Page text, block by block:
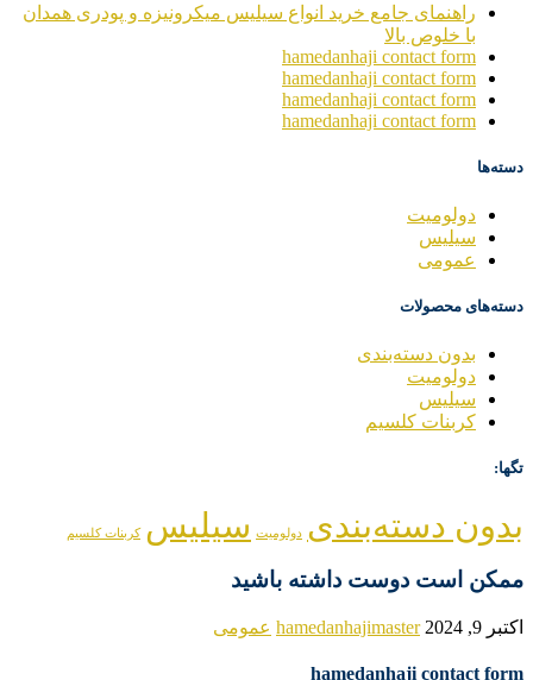
راهنمای جامع خرید انواع سیلیس میکرونیزه و پودری همدان
با خلوص بالا
hamedanhaji contact form
hamedanhaji contact form
hamedanhaji contact form
hamedanhaji contact form
دسته‌ها
دولومیت
سیلیس
عمومی
دسته‌های محصولات
بدون دسته‌بندی
دولومیت
سیلیس
کربنات کلسیم
تگها:
بدون دسته‌بندی دولومیت سیلیس کربنات کلسیم
ممکن است دوست داشته باشید
اکتبر 9, 2024 hamedanhajimaster عمومی
hamedanhaji contact form